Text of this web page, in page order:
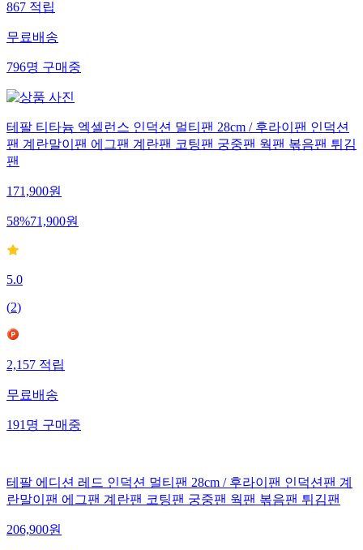
867적립
무료배송
796명구매중
테팔 티타늄 엑셀런스 인덕션 멀티팬 28cm / 후라이팬 인덕션
팬 계란말이팬 에그팬 계란팬 코팅팬 궁중팬 웍팬 볶음팬 튀김
팬
171,900원
58%71,900원
5.0
(2)
2,157적립
무료배송
191명구매중
테팔 에디션 레드 인덕션 멀티팬 28cm / 후라이팬 인덕션팬 계
란말이팬 에그팬 계란팬 코팅팬 궁중팬 웍팬 볶음팬 튀김팬
206,900원